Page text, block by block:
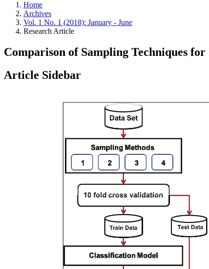
Home
Archives
Vol. 1 No. 1 (2018): January - June
Research Article
Comparison of Sampling Techniques
Article Sidebar